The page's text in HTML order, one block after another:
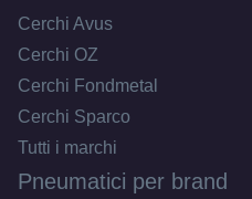
Cerchi Avus
Cerchi OZ
Cerchi Fondmetal
Cerchi Sparco
Tutti i marchi
Pneumatici per brand